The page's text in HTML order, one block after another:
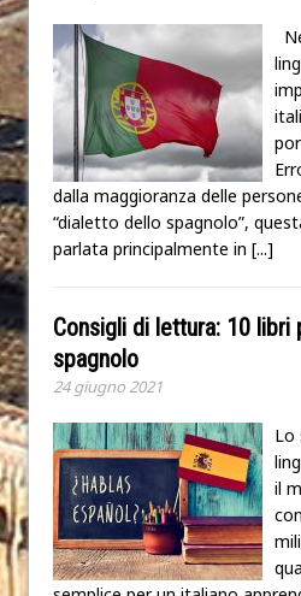
dalla maggioranza delle
“dialetto dello spagnolo”,
parlata principalmente in [...]
Consigli di lettura: 10 libri
spagnolo
24 giugno 2021
Lo
il